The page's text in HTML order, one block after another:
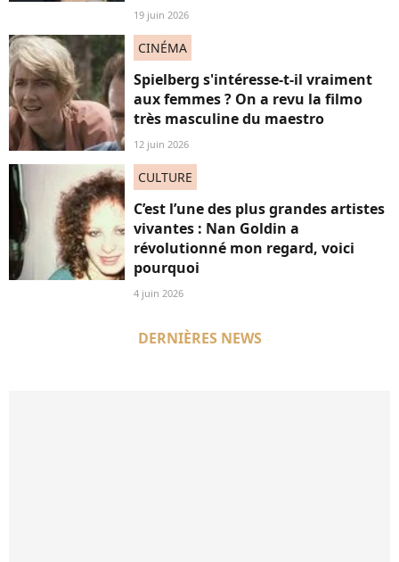
19 juin 2026
CINÉMA
Spielberg s'intéresse-t-il vraiment
aux femmes ? On a revu la filmo
très masculine du maestro
12 juin 2026
CULTURE
C’est l’une des plus grandes artistes
vivantes : Nan Goldin a
révolutionné mon regard, voici
pourquoi
4 juin 2026
DERNIÈRES NEWS